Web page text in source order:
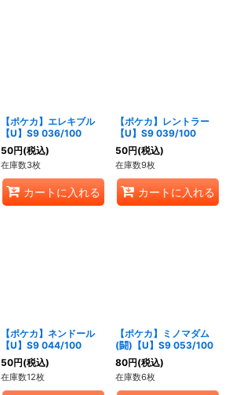
【ポケカ】エレキブル
【U】S9 036/100
50円(税込)
在庫数3枚
カートに入れる
【ポケカ】レントラー
【U】S9 039/100
50円(税込)
在庫数9枚
カートに入れる
【ポケカ】ネンドール
【U】S9 044/100
50円(税込)
在庫数12枚
【ポケカ】ミノマダム
(闘)【U】S9 053/100
80円(税込)
在庫数6枚